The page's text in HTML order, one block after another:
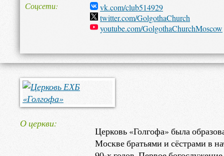
Соцсети
vk.com/club514929
twitter.com/GolgothaChurch
youtube.com/GolgothaChurchMoscow
О церкви
Церковь «Голгофа» была
Москве братьями и сёстрами в